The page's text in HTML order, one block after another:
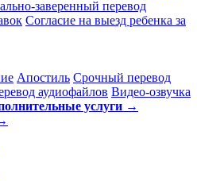
заверенный перевод
Согласие на выезд ребенка за
Апостиль Срочный перевод
аудиофайлов Видео-озвучка
услуги →